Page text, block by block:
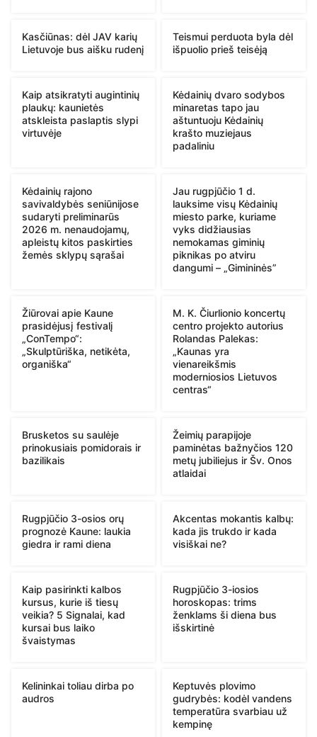
Kasčiūnas: dėl JAV karių
Lietuvoje bus aišku rudenį
Teismui perduota byla dėl
išpuolio prieš teisėją
Kaip atsikratyti augintinių
plaukų: kaunietės
atskleista paslaptis slypi
virtuvėje
Kėdainių dvaro sodybos
minaretas tapo jau
aštuntuoju Kėdainių
krašto muziejaus
padaliniu
Kėdainių rajono
savivaldybės seniūnijose
sudaryti preliminarūs
2026 m. nenaudojamų,
apleistų kitos paskirties
žemės sklypų sąrašai
Jau rugpjūčio 1 d.
lauksime visų Kėdainių
miesto parke, kuriame
vyks didžiausias
nemokamas giminių
piknikas po atviru
dangumi – „Gimininės”
Žiūrovai apie Kaune
prasidėjusį festivalį
„ConTempo“:
„Skulptūriška, netikėta,
organiška“
M. K. Čiurlionio koncertų
centro projekto autorius
Rolandas Palekas:
„Kaunas yra
vienareikšmis
moderniosios Lietuvos
centras“
Brusketos su saulėje
prinokusiais pomidorais ir
bazilikais
Žeimių parapijoje
paminėtas bažnyčios 120
metų jubiliejus ir Šv. Onos
atlaidai
Rugpjūčio 3-osios orų
prognozė Kaune: laukia
giedra ir rami diena
Akcentas mokantis kalbų:
kada jis trukdo ir kada
visiškai ne?
Kaip pasirinkti kalbos
kursus, kurie iš tiesų
veikia? 5 Signalai, kad
kursai bus laiko
švaistymas
Rugpjūčio 3-iosios
horoskopas: trims
ženklams ši diena bus
išskirtinė
Kelininkai toliau dirba po
audros
Keptuvės plovimo
gudrybės: kodėl vandens
temperatūra svarbiau už
kempinę